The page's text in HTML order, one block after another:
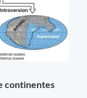
continentes